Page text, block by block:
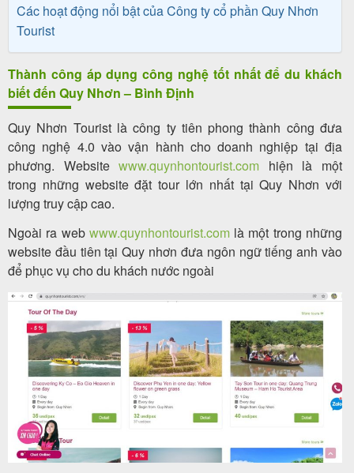
Các hoạt động nổi bật của Công ty cổ phần Quy Nhơn
Tourist
Thành công áp dụng công nghệ tốt nhất để du khách
biết đến Quy Nhơn – Bình Định
Quy Nhơn Tourist là công ty tiên phong thành công đưa
công nghệ 4.0 vào vận hành cho doanh nghiệp tại địa
phương. Websitewww.quynhontourist.com hiện là một
trong những website đặt tour lớn nhất tại Quy Nhơn với
lượng truy cập cao.
Ngoài ra web www.quynhontourist.comlà một trong những
website đầu tiên tại Quy nhơn đưa ngôn ngữ tiếng anh vào
để phục vụ cho du khách nước ngoài